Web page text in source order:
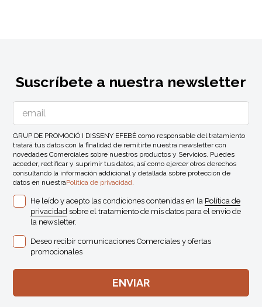
Suscríbete a nuestra newsletter
GRUP DE PROMOCIÓ I DISSENY EFEBÉ como responsable del tratamiento
tratará tus datos con la finalidad de remitirte nuestra newsletter con
novedades Comerciales sobre nuestros productos y Servicios. Puedes
acceder, rectificar y suprimir tus datos, así como ejercer otros derechos
consultando la información addicional y detallada sobre protección de
datos en nuestraPolítica de privacidad.
He leído y acepto las condiciones contenidas en la Política de
privacidad sobre el tratamiento de mis datos para el envio de
la newsletter.
Deseo recibir comunicaciones Comerciales y ofertas
promocionales